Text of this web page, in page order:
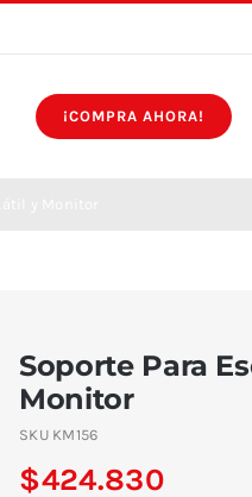
¡COMPRA AHORA!
Soporte Para
Monitor
SKU KM156
$424.830